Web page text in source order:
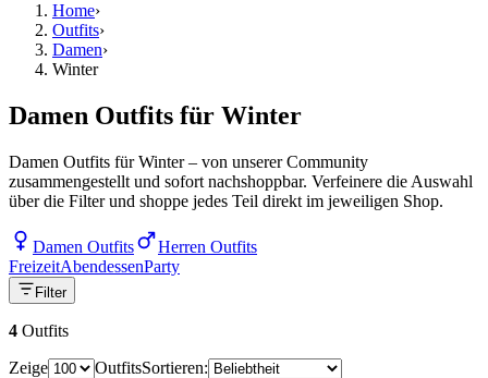
Home›
Outfits›
Damen›
Winter
Damen Outfits für Winter
Damen Outfits für Winter – von unserer Community
zusammengestellt und sofort nachshoppbar. Verfeinere die Auswahl
über die Filter und shoppe jedes Teil direkt im jeweiligen Shop.
Damen Outfits
Herren Outfits
FreizeitAbendessenParty
Filter
4 Outfits
Zeige
OutfitsSortieren: